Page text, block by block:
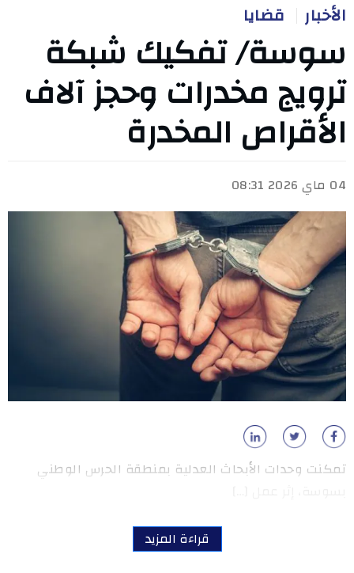
الأخبار قضايا
سوسة/ تفكيك شبكة
ترويج مخدرات وحجز آلاف
الأقراص المخدرة
04 ماي 2026 08:31
تمكنت وحدات الأبحاث العدلية بمنطقة الحرس الوطني
قراءة المزيد